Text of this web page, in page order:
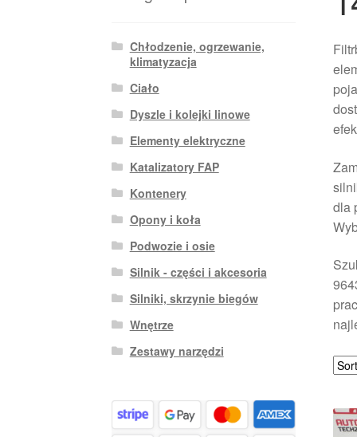
dla
Chłodzenie, ogrzewanie,
klimatyzacja
Ciało
Dyszle i kolejki linowe
Elementy elektryczne
Katalizatory FAP
Kontenery
Opony i koła
Podwozie i osie
Silnik - części i akcesoria
Silniki, skrzynie biegów
Wnętrze
Zestawy narzędzi